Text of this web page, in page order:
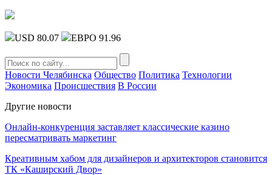
USD 80.07 ЕВРО 91.96
Новости Челябинска Общество Политика Технологии
Экономика Происшествия В России
Другие новости
Онлайн-конкуренция заставляет классические казино
пересматривать маркетинг
Креативным хабом для дизайнеров и архитекторов становится
ТК «Каширский Двор»